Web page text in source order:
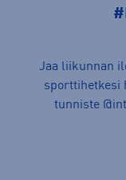
Jaa liikunnan
sporttihetkesi
tunniste